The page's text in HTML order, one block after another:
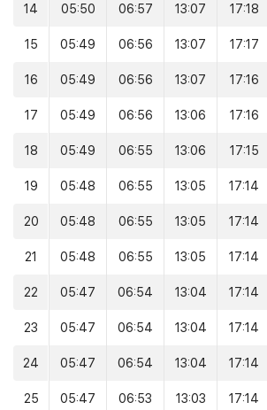
14 05:50 06:57 13:07 17:18
15 05:49 06:56 13:07 17:17
16 05:49 06:56 13:07 17:16
17 05:49 06:56 13:06 17:16
18 05:49 06:55 13:06 17:15
19 05:48 06:55 13:05 17:14
20 05:48 06:55 13:05 17:14
21 05:48 06:55 13:05 17:14
22 05:47 06:54 13:04 17:14
23 05:47 06:54 13:04 17:14
24 05:47 06:54 13:04 17:14
25 05:47 06:53 13:03 17:14